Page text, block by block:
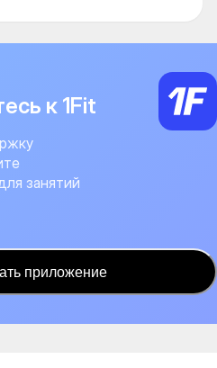
к 1Fit
занятий
приложение